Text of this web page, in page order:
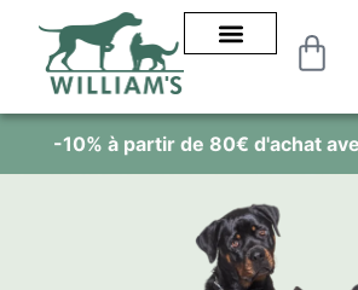
80€ d'achat avec "williams10"